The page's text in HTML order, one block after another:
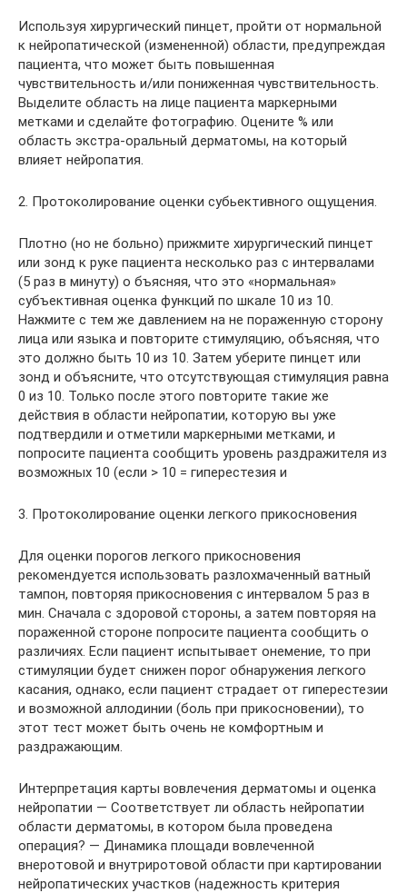
Используя хирургический пинцет, пройти от нормальной
к нейропатической (измененной) области, предупреждая
пациента, что может быть повышенная
чувствительность и/или пониженная чувствительность.
Выделите область на лице пациента маркерными
метками и сделайте фотографию. Оцените % или
область экстра-оральный дерматомы, на который
влияет нейропатия.
2. Протоколирование оценки субьективного ощущения.
Плотно (но не больно) прижмите хирургический пинцет
или зонд к руке пациента несколько раз с интервалами
(5 раз в минуту) о бъясняя, что это «нормальная»
субъективная оценка функций по шкале 10 из 10.
Нажмите с тем же давлением на не пораженную сторону
лица или языка и повторите стимуляцию, объясняя, что
это должно быть 10 из 10. Затем уберите пинцет или
зонд и объясните, что отсутствующая стимуляция равна
0 из 10. Только после этого повторите такие же
действия в области нейропатии, которую вы уже
подтвердили и отметили маркерными метками, и
попросите пациента сообщить уровень раздражителя из
возможных 10 (если > 10 = гиперестезия и
3. Протоколирование оценки легкого прикосновения
Для оценки порогов легкого прикосновения
рекомендуется использовать разлохмаченный ватный
тампон, повторяя прикосновения с интервалом 5 раз в
мин. Сначала с здоровой стороны, а затем повторяя на
пораженной стороне попросите пациента сообщить о
различиях. Если пациент испытывает онемение, то при
стимуляции будет снижен порог обнаружения легкого
касания, однако, если пациент страдает от гиперестезии
и возможной аллодинии (боль при прикосновении), то
этот тест может быть очень не комфортным и
раздражающим.
Интерпретация карты вовлечения дерматомы и оценка
нейропатии — Соответствует ли область нейропатии
области дерматомы, в котором была проведена
операция? — Динамика площади вовлеченной
внеротовой и внутриротовой области при картировании
нейропатических участков (надежность критерия